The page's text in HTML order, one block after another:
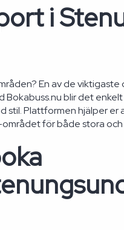
i
En av de
blir det
stil. Plattformen hjälper
för både stora och